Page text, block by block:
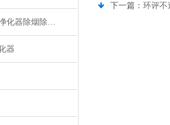
激光切割亚克力净化器除烟除味设备
器
下一篇： 环评不